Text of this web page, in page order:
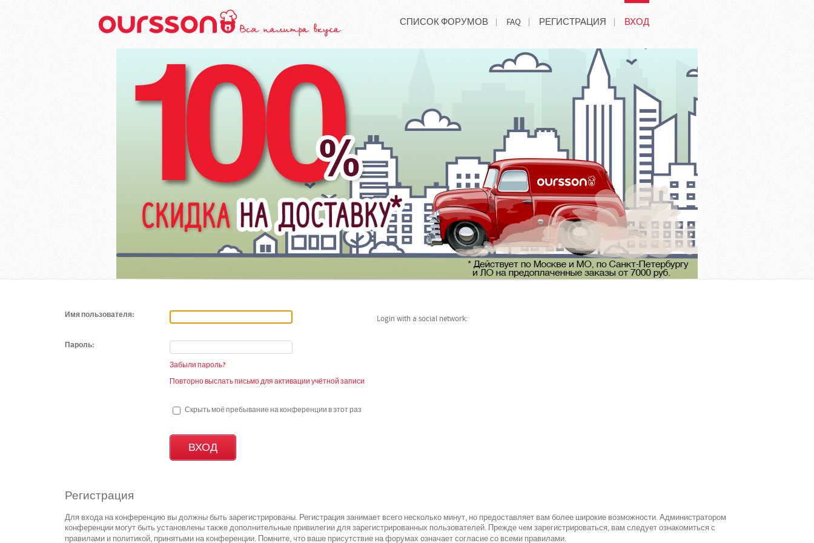
СПИСОК ФОРУМОВ FAQ РЕГИСТРАЦИЯ ВХОД
Имя пользователя:
Пароль:
Забыли пароль?
Повторно выслать письмо для активации учётной записи
Скрыть моё пребывание на конференции в этот раз
Login with a social network:
Регистрация
Для входа на конференцию вы должны быть зарегистрированы. Регистрация занимает всего несколько минут, но предоставляет вам более широкие возможности. Администратором
конференции могут быть установлены также дополнительные привилегии для зарегистрированных пользователей. Прежде чем зарегистрироваться, вам следует ознакомиться с
правилами и политикой, принятыми на конференции. Помните, что ваше присутствие на форумах означает согласие со всеми правилами.